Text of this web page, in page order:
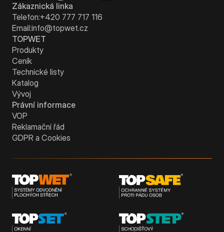
Zákaznická linka
Telefon:+420 777 717 116
Email:info@topwet.cz
TOPWET
Produkty
Ceník
Technické listy
Katalog
Vývoj
Právní informace
VOP
Reklamační řád
GDPR a Cookies